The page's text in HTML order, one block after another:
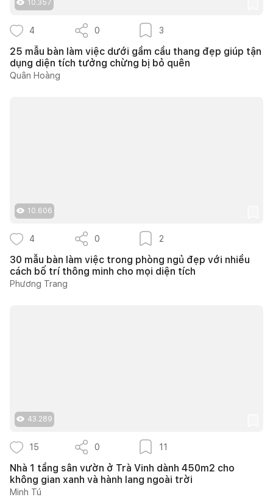
10.357
4 0 3
25 mẫu bàn làm việc dưới gầm cầu thang đẹp giúp tận
dụng diện tích tưởng chừng bị bỏ quên
Quân Hoàng
10.606
4 0 2
30 mẫu bàn làm việc trong phòng ngủ đẹp với nhiều
cách bố trí thông minh cho mọi diện tích
Phương Trang
43.289
15 0 11
Nhà 1 tầng sân vườn ở Trà Vinh dành 450m2 cho
không gian xanh và hành lang ngoài trời
Minh Tú